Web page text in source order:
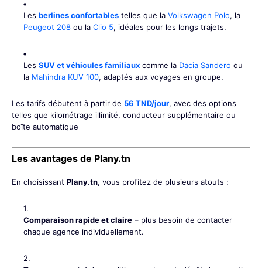
Les berlines confortables telles que la Volkswagen Polo, la
Peugeot 208 ou la Clio 5, idéales pour les longs trajets.
Les SUV et véhicules familiaux comme la Dacia Sandero ou
la Mahindra KUV 100, adaptés aux voyages en groupe.
Les tarifs débutent à partir de 56 TND/jour, avec des options
telles que kilométrage illimité, conducteur supplémentaire ou
boîte automatique
Les avantages de Plany.tn
En choisissant Plany.tn, vous profitez de plusieurs atouts :
Comparaison rapide et claire – plus besoin de contacter
chaque agence individuellement.